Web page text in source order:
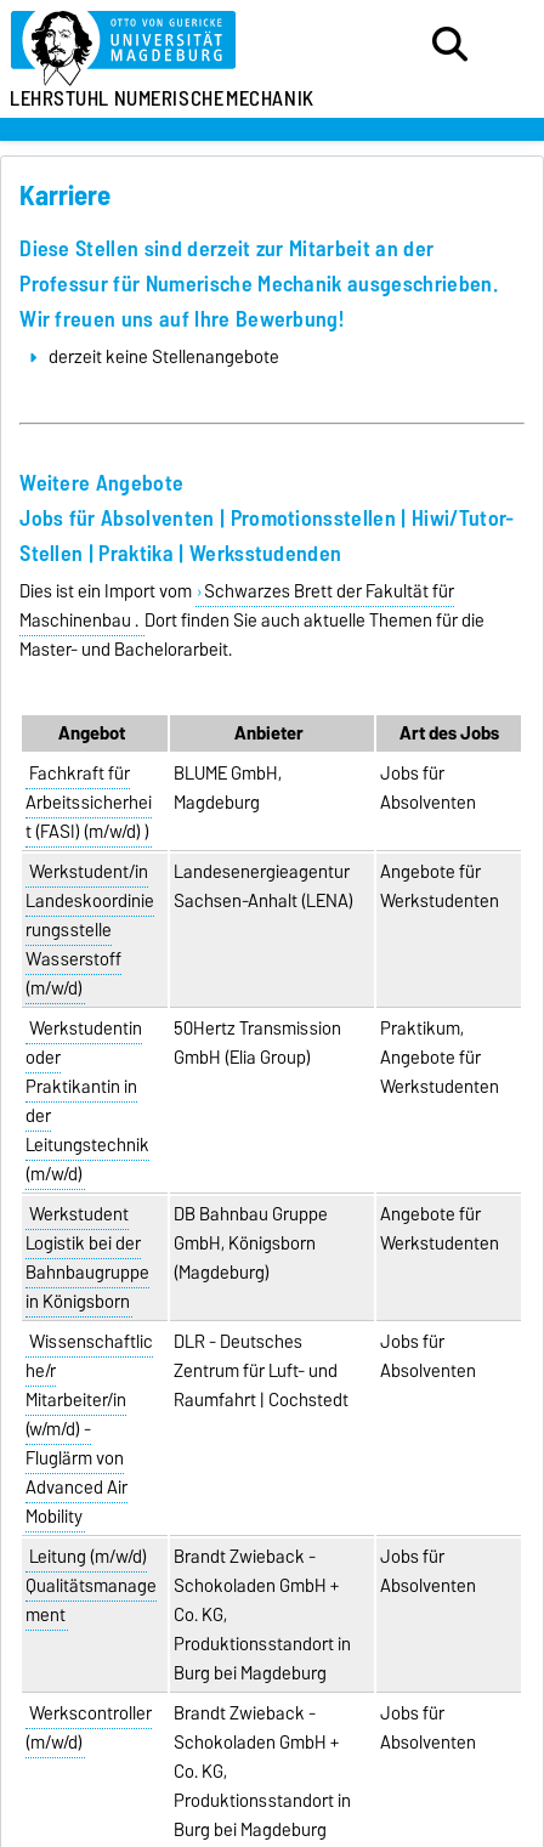
LEHRSTUHL NUMERISCHEMECHANIK
Karriere
Diese Stellen sind derzeit zur Mitarbeit an der
Professur für Numerische Mechanik ausgeschrieben.
Wir freuen uns auf Ihre Bewerbung!
derzeit keine Stellenangebote
Weitere Angebote
Jobs für Absolventen | Promotionsstellen | Hiwi/Tutor-
Stellen | Praktika | Werksstudenden
Dies ist ein Import vom Schwarzes Brett der Fakultät für
Maschinenbau . Dort finden Sie auch aktuelle Themen für die
Master- und Bachelorarbeit.
Angebot Anbieter
Art des Jobs
Fachkraft für
Arbeitssicherhei
t (FASI) (m/w/d) )
BLUME GmbH,
Magdeburg
Jobs für
Absolventen
Werkstudent/in
Landeskoordinie
rungsstelle
Wasserstoff
(m/w/d)
Landesenergieagentur
Sachsen-Anhalt (LENA)
Angebote für
Werkstudenten
Werkstudentin
oder
Praktikantin in
der
Leitungstechnik
(m/w/d)
50Hertz Transmission
GmbH (Elia Group)
Praktikum,
Angebote für
Werkstudenten
Werkstudent
Logistik bei der
Bahnbaugruppe
in Königsborn
DB Bahnbau Gruppe
GmbH, Königsborn
(Magdeburg)
Angebote für
Werkstudenten
Wissenschaftlic
he/r
Mitarbeiter/in
(w/m/d) -
Fluglärm von
Advanced Air
Mobility
DLR - Deutsches
Zentrum für Luft- und
Raumfahrt | Cochstedt
Jobs für
Absolventen
Leitung (m/w/d)
Qualitätsmanage
ment
Brandt Zwieback -
Schokoladen GmbH +
Co. KG,
Produktionsstandort in
Burg bei Magdeburg
Jobs für
Absolventen
Werkscontroller
(m/w/d)
Brandt Zwieback -
Schokoladen GmbH +
Co. KG,
Produktionsstandort in
Burg bei Magdeburg
Jobs für
Absolventen